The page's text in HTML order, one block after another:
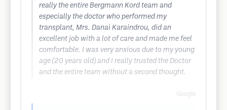
really the entire Bergmann Kord team and
especially the doctor who performed my
transplant, Mrs. Danai Karaindrou, did an
excellent job with a lot of care and made me feel
comfortable. I was very anxious due to my young
age (20 years old) and I really trusted the Doctor
and the entire team without a second thought.
Google